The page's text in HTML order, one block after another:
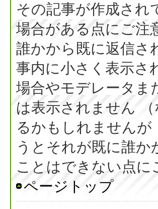
その記事が作成され
場合がある点にご注
誰かから既に返信さ
事内に小さく表示さ
場合やモデレータま
は表示されません
るかもしれませんが
うとそれが既に誰
ことはできない点に
ページトップ